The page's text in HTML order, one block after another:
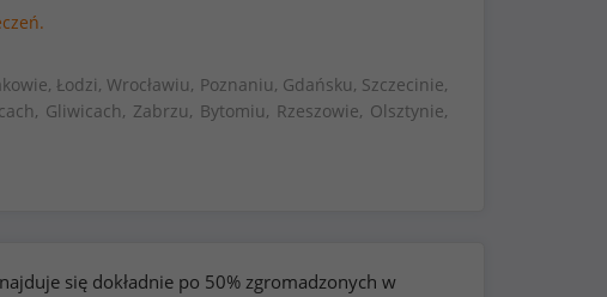
Łodzi, Wrocławiu, Poznaniu, Gdańsku, Szczecinie,
Gliwicach, Zabrzu, Bytomiu, Rzeszowie, Olsztynie,
się dokładnie po 50% zgromadzonych w